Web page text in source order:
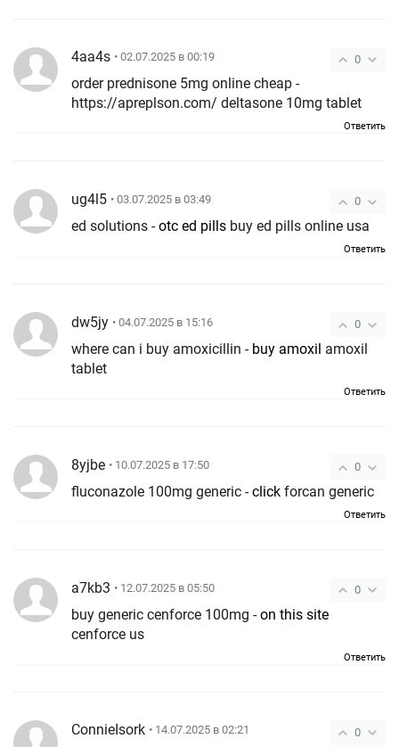
0
4aa4s • 02.07.2025 в 00:19
order prednisone 5mg online cheap -
https://apreplson.com/ deltasone 10mg tablet
Ответить
0
ug4l5 • 03.07.2025 в 03:49
ed solutions -otc ed pills buy ed pills online usa
Ответить
0
dw5jy • 04.07.2025 в 15:16
where can i buy amoxicillin - buy amoxil amoxil
tablet
Ответить
0
8yjbe • 10.07.2025 в 17:50
fluconazole 100mg generic -click forcan generic
Ответить
0
a7kb3 • 12.07.2025 в 05:50
buy generic cenforce 100mg -on this site
cenforce us
Ответить
0
ConnieIsork • 14.07.2025 в 02:21